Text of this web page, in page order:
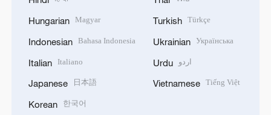
Hungarian Magyar
Indonesian Bahasa Indonesia
Italian Italiano
Japanese 日本語
Korean 한국어
Turkish Türkçe
Ukrainian Українська
Urdu اردو
Vietnamese Tiếng Việt